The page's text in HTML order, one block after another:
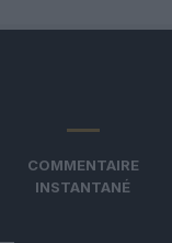
COMMENTAIRE
INSTANTANÉ